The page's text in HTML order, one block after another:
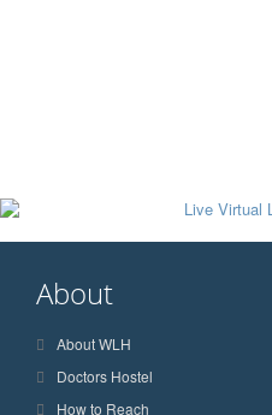
About
About WLH
Doctors Hostel
How to Reach